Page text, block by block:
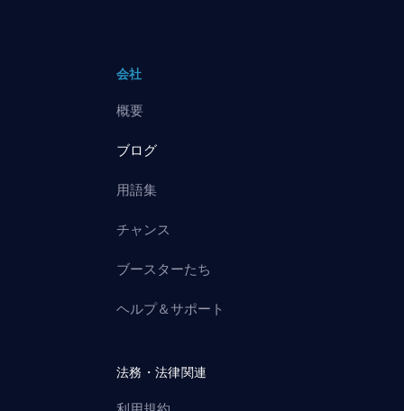
会社
概要
ブログ
用語集
チャンス
ブースターたち
ヘルプ＆サポート
法務・法律関連